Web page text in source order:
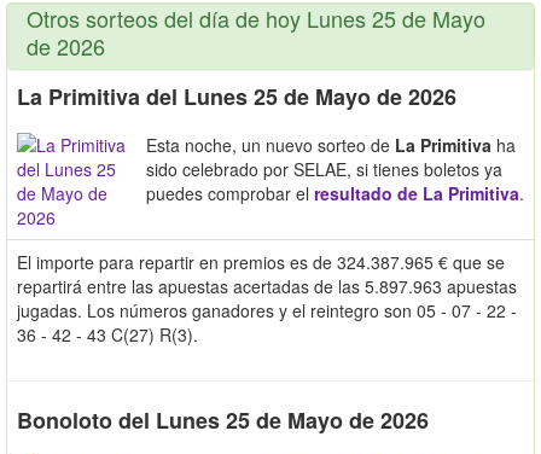
Otros sorteos del día de hoy Lunes 25 de Mayo
de 2026
La Primitiva del Lunes 25 de Mayo de 2026
Esta noche, un nuevo sorteo de La Primitiva ha
sido celebrado por SELAE, si tienes boletos ya
puedes comprobar el resultado de La Primitiva.
El importe para repartir en premios es de 324.387.965 € que se
repartirá entre las apuestas acertadas de las 5.897.963 apuestas
jugadas. Los números ganadores y el reintegro son 05 - 07 - 22 -
36 - 42 - 43 C(27) R(3).
Bonoloto del Lunes 25 de Mayo de 2026